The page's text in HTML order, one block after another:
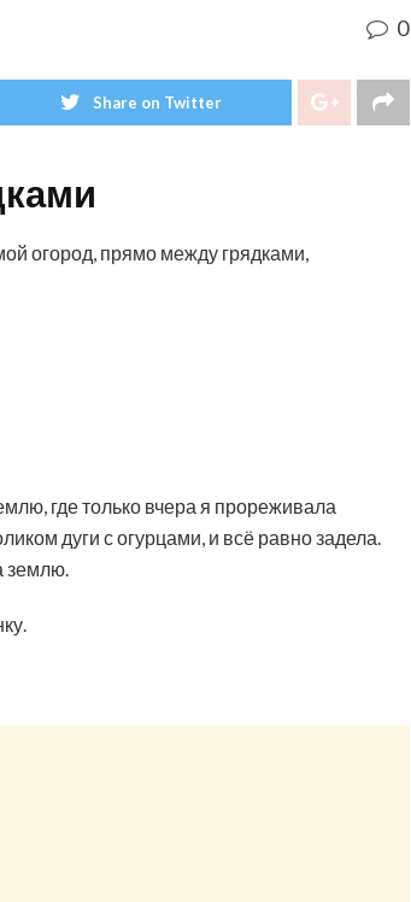
0
Share on Twitter
огород, прямо между грядками,
где только вчера я прореживала
дуги с огурцами, и всё равно задела.
землю.